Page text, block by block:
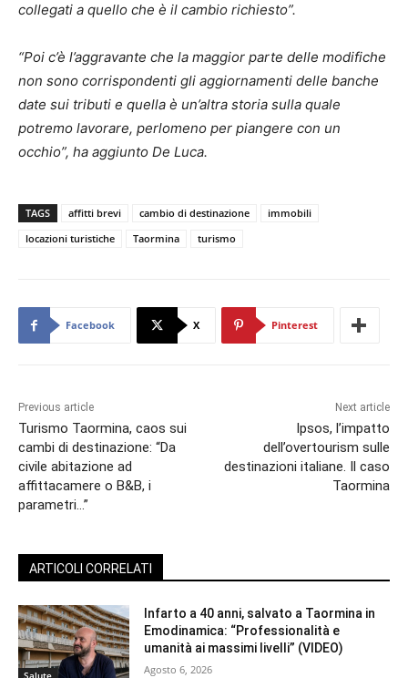
collegati a quello che è il cambio richiesto”.
“Poi c’è l’aggravante che la maggior parte delle modifiche
non sono corrispondenti gli aggiornamenti delle banche
date sui tributi e quella è un’altra storia sulla quale
potremo lavorare, perlomeno per piangere con un
occhio”, ha aggiunto De Luca.
TAGS affitti brevi cambio di destinazione
immobili
locazioni turistiche
Taormina turismo
Facebook X Pinterest
Previous article
Turismo Taormina, caos sui
cambi di destinazione: “Da
civile abitazione ad
affittacamere o B&B, i
parametri…”
Next article
Ipsos, l’impatto
dell’overtourism sulle
destinazioni italiane. Il caso
Taormina
ARTICOLI CORRELATI
Salute
Infarto a 40 anni, salvato a Taormina in
Emodinamica: “Professionalità e
umanità ai massimi livelli” (VIDEO)
Agosto 6, 2026